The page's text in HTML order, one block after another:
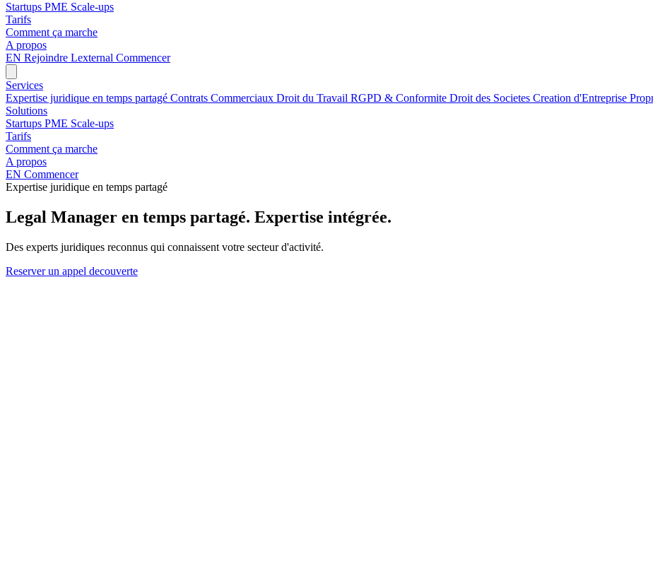
Startups PME Scale-ups
Tarifs
Comment ça marche
A propos
EN Rejoindre Lexternal Commencer
Services
Expertise juridique en temps partagé Contrats Commerciaux Droit du Travail RGPD & Conformite Droit des Societes Creation d'Entreprise
Solutions
Startups PME Scale-ups
Tarifs
Comment ça marche
A propos
EN Commencer
Expertise juridique en temps partagé
Legal Manager en temps partagé. Expertise intégrée.
Des experts juridiques reconnus qui connaissent votre secteur d'activité.
Reserver un appel decouverte